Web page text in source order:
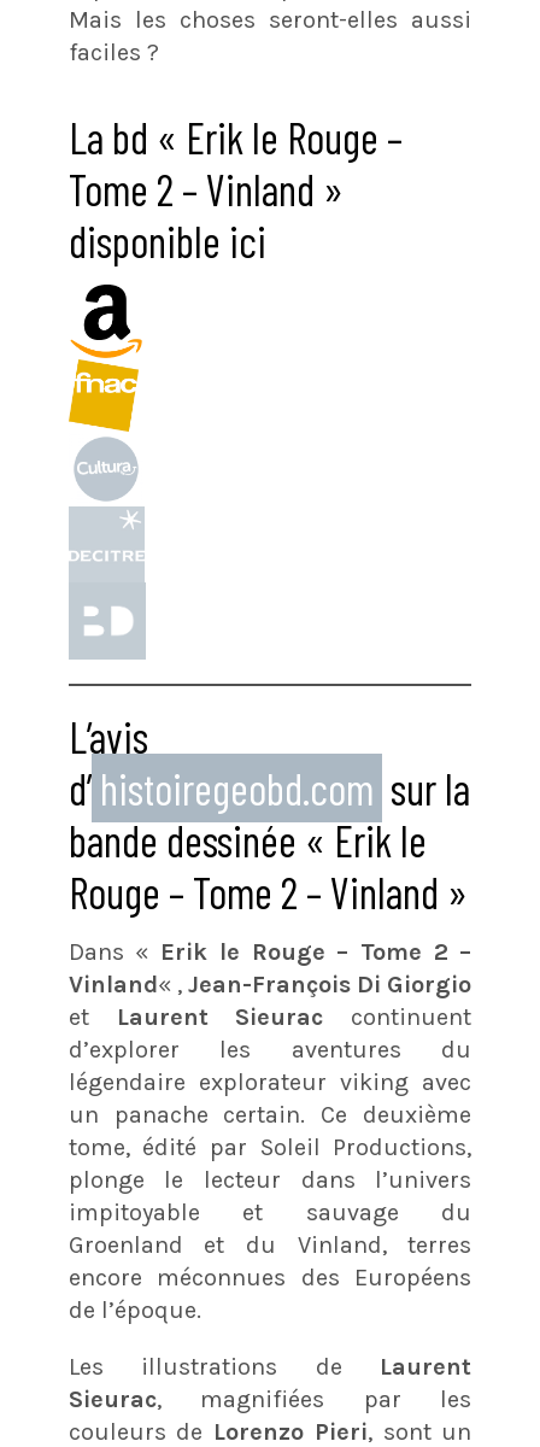
Mais les choses seront-elles aussi
faciles ?
La bd « Erik le Rouge –
Tome 2 – Vinland »
disponible ici
L’avis
d’ histoiregeobd.com sur la
bande dessinée « Erik le
Rouge – Tome 2 – Vinland »
Dans « Erik le Rouge – Tome 2 –
Vinland« , Jean-François Di Giorgio
et
Laurent Sieurac continuent
d’explorer les aventures du
légendaire explorateur viking avec
un panache certain. Ce deuxième
tome, édité par Soleil Productions,
plonge le lecteur dans l’univers
impitoyable et sauvage du
Groenland et du Vinland, terres
encore méconnues des Européens
de l’époque.
Les illustrations de Laurent
Sieurac, magnifiées par les
couleurs de Lorenzo Pieri, sont un